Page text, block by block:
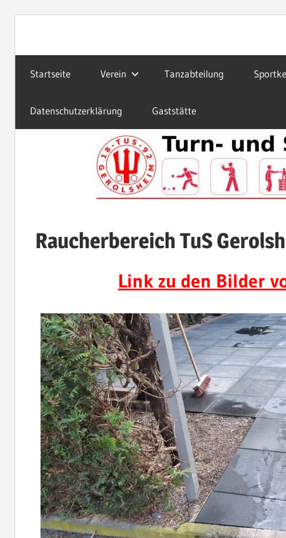
springenTuS
Gerolsheim
und
Spaß
Gerolsheim
Startseite Verein Tanzabteilung
Datenschutzerklärung Gaststätte
Raucherbereich TuS
Link zu den Bilder